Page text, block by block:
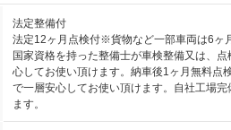
法定整備付
法定12ヶ月点検付※貨物など一部車両は6ヶ
国家資格を持った整備士が車検整備又は、
心してお使い頂けます。納車後1ヶ月無料点
で一層安心してお使い頂けます。自社工場
ます。